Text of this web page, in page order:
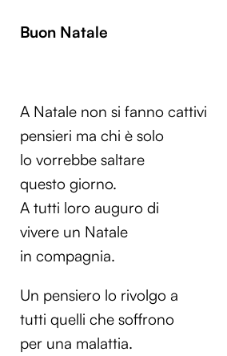
Buon Natale
A Natale non si fanno cattivi
pensieri ma chi è solo
lo vorrebbe saltare
questo giorno.
A tutti loro auguro di
vivere un Natale
in compagnia.
Un pensiero lo rivolgo a
tutti quelli che soffrono
per una malattia.